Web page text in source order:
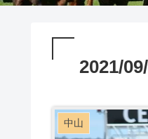
2021/
中山